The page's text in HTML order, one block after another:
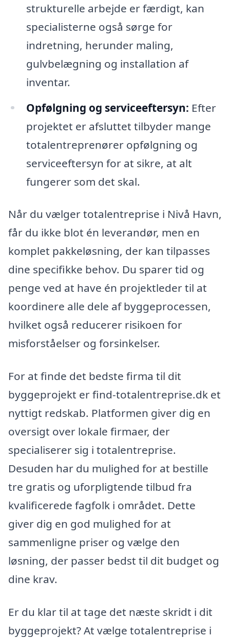
strukturelle arbejde er færdigt, kan
specialisterne også sørge for
indretning, herunder maling,
gulvbelægning og installation af
inventar.
Opfølgning og serviceeftersyn: Efter
projektet er afsluttet tilbyder mange
totalentreprenører opfølgning og
serviceeftersyn for at sikre, at alt
fungerer som det skal.
Når du vælger totalentreprise i Nivå Havn,
får du ikke blot én leverandør, men en
komplet pakkeløsning, der kan tilpasses
dine specifikke behov. Du sparer tid og
penge ved at have én projektleder til at
koordinere alle dele af byggeprocessen,
hvilket også reducerer risikoen for
misforståelser og forsinkelser.
For at finde det bedste firma til dit
byggeprojekt er find-totalentreprise.dk et
nyttigt redskab. Platformen giver dig en
oversigt over lokale firmaer, der
specialiserer sig i totalentreprise.
Desuden har du mulighed for at bestille
tre gratis og uforpligtende tilbud fra
kvalificerede fagfolk i området. Dette
giver dig en god mulighed for at
sammenligne priser og vælge den
løsning, der passer bedst til dit budget og
dine krav.
Er du klar til at tage det næste skridt i dit
byggeprojekt? At vælge totalentreprise i